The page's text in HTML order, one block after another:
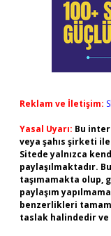
Reklam ve İletişim:
Yasal Uyarı: Bu
veya şahıs şirketi
Sitede yalnızca
paylaşılmaktadır.
taşımamakta olup,
paylaşım
benzerlikleri
taslak halindedir